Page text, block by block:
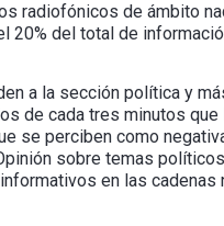
radiofónicos de ámbito
del total de
a la sección política y
de cada tres minutos
se perciben como
sobre temas
en las cadenas